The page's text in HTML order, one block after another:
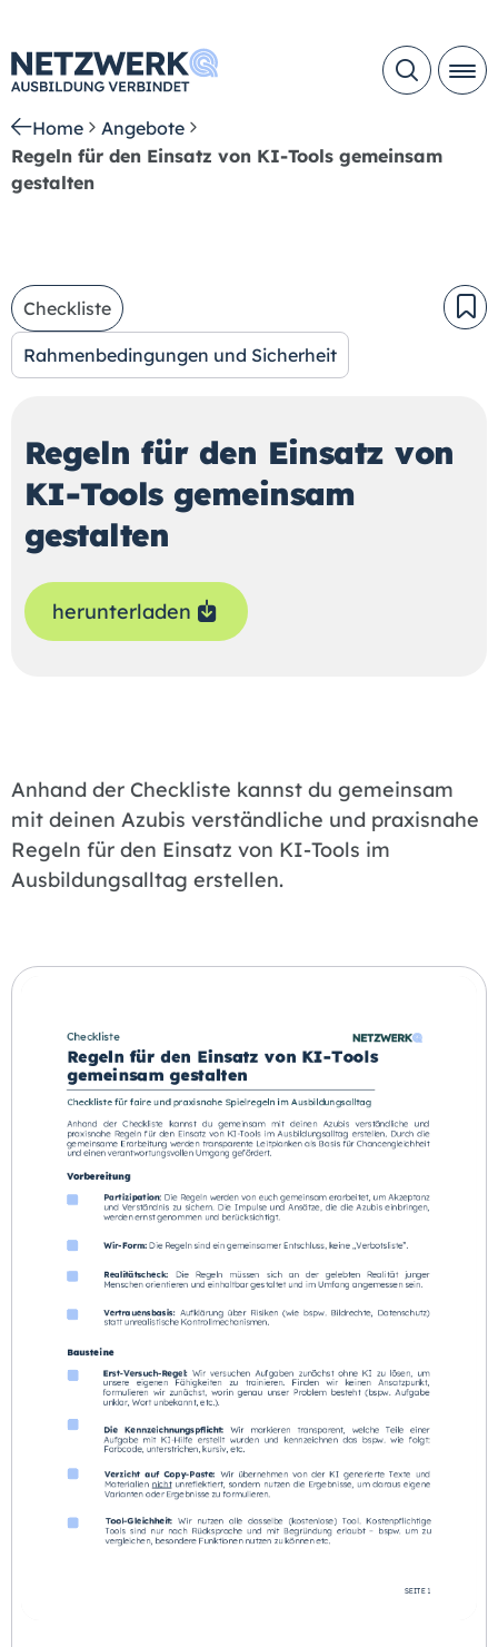
Home
Angebote
Regeln für den Einsatz von KI-Tools gemeinsam
gestalten
Checkliste
Rahmenbedingungen und Sicherheit
Regeln für den Einsatz von
KI-Tools gemeinsam
gestalten
herunterladen
Anhand der Checkliste kannst du gemeinsam
mit deinen Azubis verständliche und praxisnahe
Regeln für den Einsatz von KI-Tools im
Ausbildungsalltag erstellen.